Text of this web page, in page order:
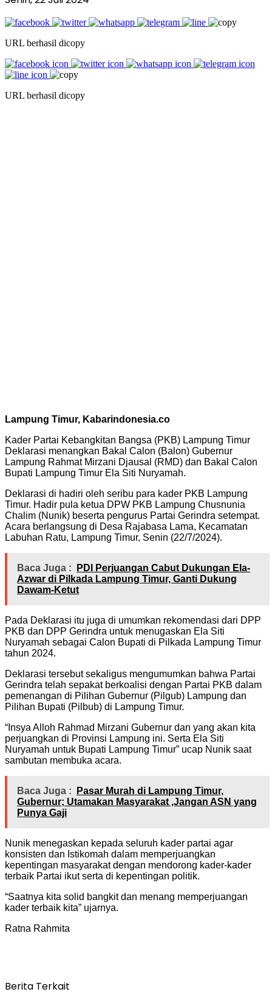
URL berhasil dicopy
URL berhasil dicopy
Lampung Timur, Kabarindonesia.co
Kader Partai Kebangkitan Bangsa (PKB) Lampung Timur
Deklarasi menangkan Bakal Calon (Balon) Gubernur
Lampung Rahmat Mirzani Djausal (RMD) dan Bakal Calon
Bupati Lampung Timur Ela Siti Nuryamah.
Deklarasi di hadiri oleh seribu para kader PKB Lampung
Timur. Hadir pula ketua DPW PKB Lampung Chusnunia
Chalim (Nunik) beserta pengurus Partai Gerindra setempat.
Acara berlangsung di Desa Rajabasa Lama, Kecamatan
Labuhan Ratu, Lampung Timur, Senin (22/7/2024).
Baca Juga :
PDI Perjuangan Cabut Dukungan Ela-
Azwar di Pilkada Lampung Timur, Ganti Dukung
Dawam-Ketut
Pada Deklarasi itu juga di umumkan rekomendasi dari DPP
PKB dan DPP Gerindra untuk menugaskan Ela Siti
Nuryamah sebagai Calon Bupati di Pilkada Lampung Timur
tahun 2024.
Deklarasi tersebut sekaligus mengumumkan bahwa Partai
Gerindra telah sepakat berkoalisi dengan Partai PKB dalam
pemenangan di Pilihan Gubernur (Pilgub) Lampung dan
Pilihan Bupati (Pilbub) di Lampung Timur.
“Insya Alloh Rahmad Mirzani Gubernur dan yang akan kita
perjuangkan di Provinsi Lampung ini. Serta Ela Siti
Nuryamah untuk Bupati Lampung Timur” ucap Nunik saat
sambutan membuka acara.
Baca Juga :
Pasar Murah di Lampung Timur,
Gubernur; Utamakan Masyarakat ,Jangan ASN yang
Punya Gaji
Nunik menegaskan kepada seluruh kader partai agar
konsisten dan Istikomah dalam memperjuangkan
kepentingan masyarakat dengan mendorong kader-kader
terbaik Partai ikut serta di kepentingan politik.
“Saatnya kita solid bangkit dan menang memperjuangan
kader terbaik kita” ujarnya.
Ratna Rahmita
Berita Terkait